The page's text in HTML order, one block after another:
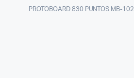
PROTOBOARD 830 PUNTOS MB-102